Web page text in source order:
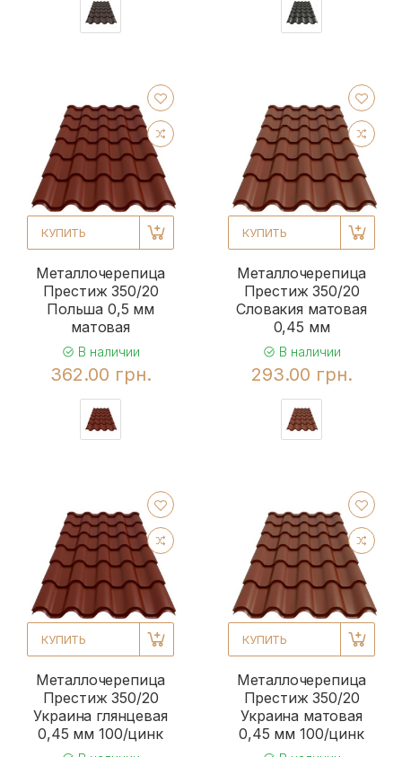
КУПИТЬ
Металлочерепица
Престиж 350/20
Польша 0,5 мм
матовая
В наличии
362.00 грн.
КУПИТЬ
Металлочерепица
Престиж 350/20
Словакия матовая
0,45 мм
В наличии
293.00 грн.
КУПИТЬ
Металлочерепица
Престиж 350/20
Украина глянцевая
0,45 мм 100/цинк
КУПИТЬ
Металлочерепица
Престиж 350/20
Украина матовая
0,45 мм 100/цинк